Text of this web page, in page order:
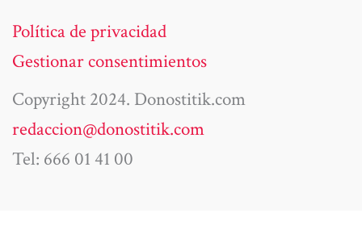
Política de privacidad
Gestionar consentimientos
Copyright 2024. Donostitik.com
redaccion@donostitik.com
Tel: 666 01 41 00